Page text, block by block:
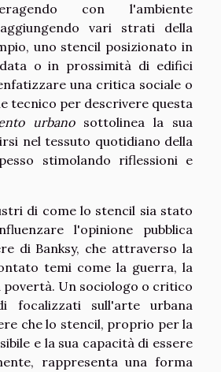
con l'ambiente
vari strati della
uno stencil posizionato in
o in prossimità di edifici
una critica sociale o
tecnico per descrivere questa
urbanosottolinea la sua
nel tessuto quotidiano della
stimolando riflessioni e
di come lo stencil sia stato
l'opinione pubblica
di Banksy, che attraverso la
temi come la guerra, la
povertà. Un sociologo o critico
focalizzati sull'arte urbana
che lo stencil, proprio per la
e la sua capacità di essere
rappresenta una forma